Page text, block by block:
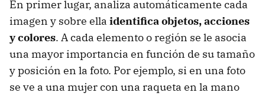
En primer lugar, analiza automáticamente cada
imagen y sobre ella identifica objetos, acciones
y colores. A cada elemento o región se le asocia
una mayor importancia en función de su tamaño
y posición en la foto. Por ejemplo, si en una foto
se ve a una mujer con una raqueta en la mano